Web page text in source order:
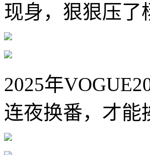
现身，狠狠压了
2025年
连夜换番，才能